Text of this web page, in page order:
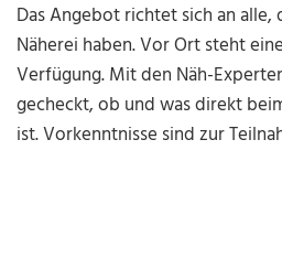
Das Angebot richtet sich an alle,
Näherei haben. Vor Ort steht
Verfügung. Mit den Näh-
gecheckt, ob und was direkt
ist. Vorkenntnisse sind zur